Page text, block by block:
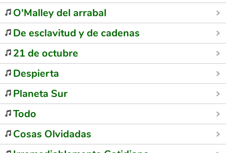
O'Malley del arrabal
De esclavitud y de cadenas
21 de octubre
Despierta
Planeta Sur
Todo
Cosas Olvidadas